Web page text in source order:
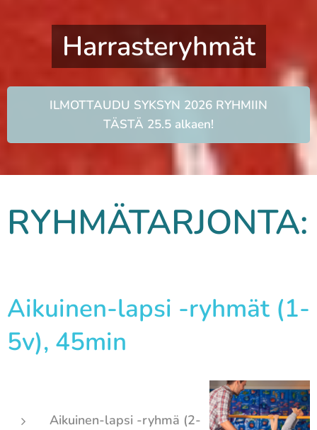
Harrasteryhmät
ILMOTTAUDU SYKSYN 2026 RYHMIIN
TÄSTÄ 25.5 alkaen!
RYHMÄTARJONTA:
Aikuinen-lapsi -ryhmät (1-
5v), 45min
Aikuinen-lapsi -ryhmä (2-